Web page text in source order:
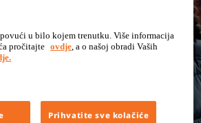
u bilo kojem trenutku. Više informacija
pročitajte ovdje , a o našoj obradi Vaših
Prihvatite sve kolačiće